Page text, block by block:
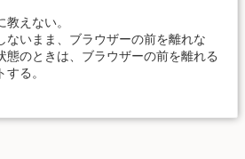
えない。
ないまま、ブラウザーの前を離れな
態のときは、ブラウザーの前を離れる
る。